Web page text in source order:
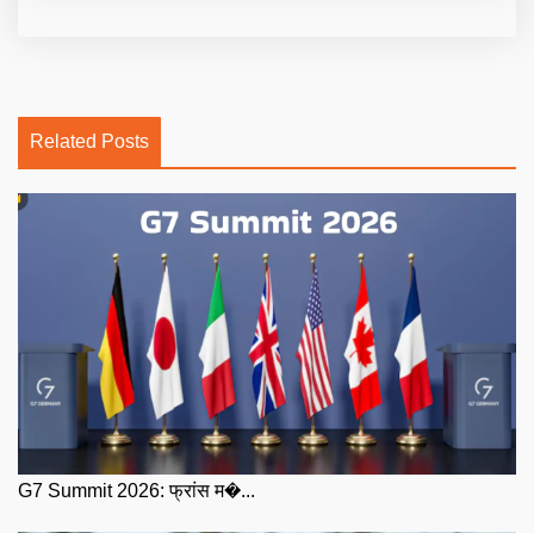
Related Posts
G7 Summit 2026: फ्रांस म�...